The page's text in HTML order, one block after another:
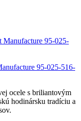
95-025-516-
ocele s briliantovým
hodinársku tradíciu a